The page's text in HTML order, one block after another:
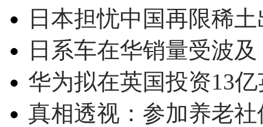
日本担忧中国再限稀
日系车在华销量受波
华为拟在英国投资13
真相透视：参加养老